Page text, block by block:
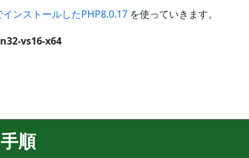
インストールしたPHP8.0.17 を使っていきます。
vs16-x64
順